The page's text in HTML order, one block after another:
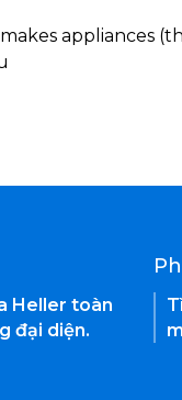
appliances
Heller toàn
đại diện.